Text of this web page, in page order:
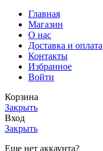
Главная
Магазин
О нас
Доставка и оплата
Контакты
Избранное
Войти
Корзина
Закрыть
Вход
Закрыть
Еще нет аккаунта?